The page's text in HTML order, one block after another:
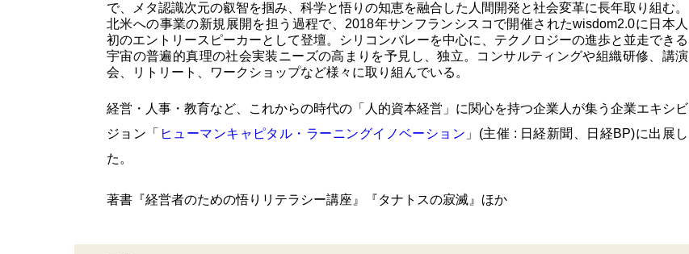
で、メタ認識次元の叡智を掴み、科学と悟りの知恵を融合した人間開発と社会変革に長年取り組む。
北米への事業の新規展開を担う過程で、2018年サンフランシスコで開催されたwisdom2.0に日本人
初のエントリースピーカーとして登壇。シリコンバレーを中心に、テクノロジーの進歩と並走できる
宇宙の普遍的真理の社会実装ニーズの高まりを予見し、独立。コンサルティングや組織研修、講演
会、リトリート、ワークショップなど様々に取り組んでいる。
経営・人事・教育など、これからの時代の「人的資本経営」に関心を持つ企業人が集う企業エキシビ
ジョン「 ヒューマンキャピタル・ラーニングイノベーション 」(主催 : 日経新聞、日経BP)に出展し
た。
著書『経営者のための悟りリテラシー講座』『タナトスの寂滅』ほか